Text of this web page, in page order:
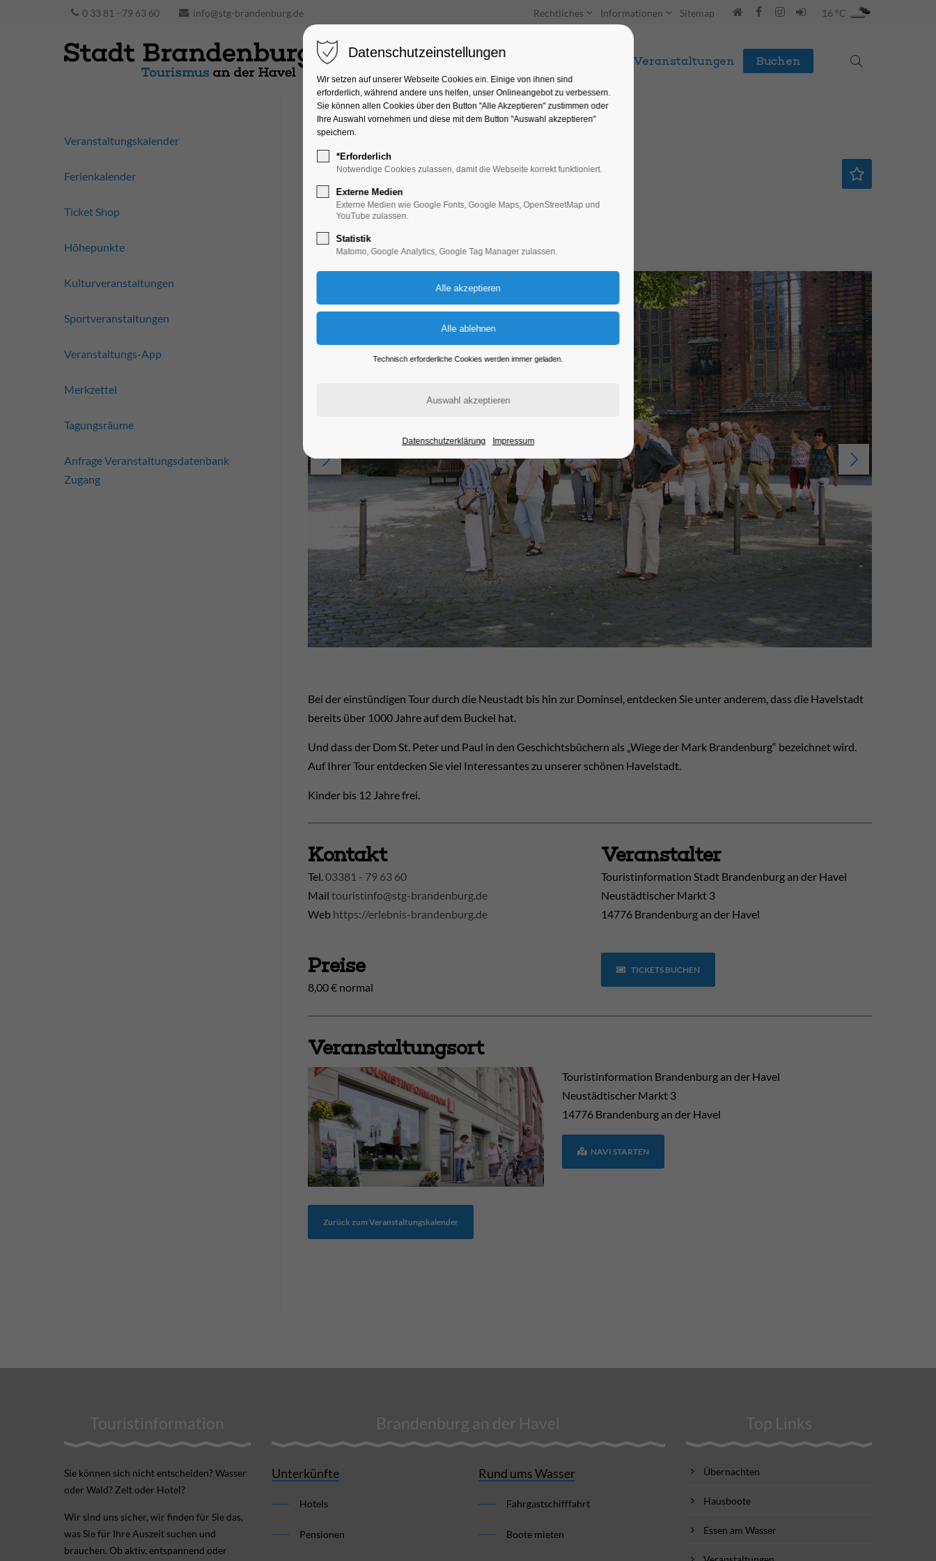
0 33 81 - 79 63 60 info@stg-brandenburg.de Rechtliches Informationen Sitemap 16 °C
Unterkünfte Entdecken & Erleben Veranstaltungen Buchen
Entdecker-Tour
Führung, Themenführung
25.06.2025, 10:30–11:30
Bei der einstündigen Tour durch die Neustadt bis hin zur Dominsel, entdecken Sie unter anderem, dass die Havelstadt
bereits über 1000 Jahre auf dem Buckel hat.
Und dass der Dom St. Peter und Paul in den Geschichtsbüchern als „Wiege der Mark Brandenburg“ bezeichnet wird.
Auf Ihrer Tour entdecken Sie viel Interessantes zu unserer schönen Havelstadt.
Kinder bis 12 Jahre frei.
Kontakt
Tel. 03381 - 79 63 60
Mail touristinfo@stg-brandenburg.de
Web https://erlebnis-brandenburg.de
Veranstalter
Touristinformation Stadt Brandenburg an der Havel
Neustädtischer Markt 3
14776 Brandenburg an der Havel
Preise
8,00 € normal
TICKETS BUCHEN
Veranstaltungsort
Touristinformation Brandenburg an der Havel
Neustädtischer Markt 3
14776 Brandenburg an der Havel
NAVI STARTEN
Zurück zum Veranstaltungskalender
Veranstaltungskalender
Ferienkalender
Ticket Shop
Höhepunkte
Kulturveranstaltungen
Sportveranstaltungen
Veranstaltungs-App
Merkzettel
Tagungsräume
Anfrage Veranstaltungsdatenbank
Zugang
Touristinformation
Sie können sich nicht ent­scheiden? Wasser
oder Wald? Zelt oder Hotel?
Wir sind uns sicher, wir finden für Sie das,
was Sie für Ihre Aus­zeit suchen und
brauchen. Ob aktiv, ent­spannend oder
Brandenburg an der Havel
Unterkünfte
Hotels
Pensionen
Rund ums Wasser
Fahrgastschifffahrt
Boote mieten
Top Links
Übernachten
Hausboote
Essen am Wasser
Datenschutzeinstellungen
Wir setzen auf unserer Webseite Cookies ein. Einige von ihnen sind
erforderlich, während andere uns helfen, unser Onlineangebot zu verbessern.
Sie können allen Cookies über den Button "Alle Akzeptieren" zustimmen oder
Ihre Auswahl vornehmen und diese mit dem Button "Auswahl akzeptieren"
speichern.
*Erforderlich
Notwendige Cookies zulassen, damit die Webseite korrekt funktioniert.
Externe Medien
Externe Medien wie Google Fonts, Google Maps, OpenStreetMap und
YouTube zulassen.
Statistik
Matomo, Google Analytics, Google Tag Manager zulassen.
Technisch erforderliche Cookies werden immer geladen.
Datenschutzerklärung Impressum